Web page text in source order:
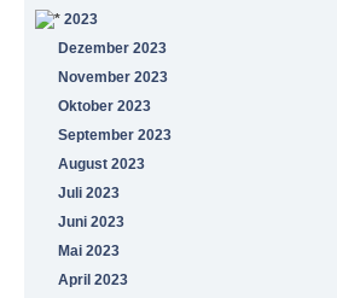
2023
Dezember 2023
November 2023
Oktober 2023
September 2023
August 2023
Juli 2023
Juni 2023
Mai 2023
April 2023